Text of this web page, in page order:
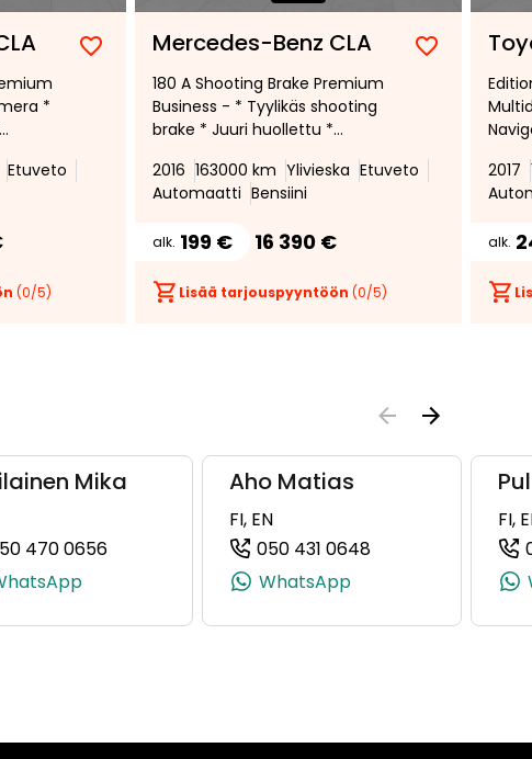
Lisää
suosikiksi
Poista
suosikeista
*
Etuveto
(0/5)
Mercedes-Benz CLA
Lisää
suosikiksi
Poista
180 A Shooting Brake Premium
Business - * Tyylikäs shooting
brake * Juuri huollettu *
Peruutustutkat edessä ja
takana *
2016 163000 km Ylivieska Etuveto
Automaatti Bensiini
alk. 199 € 16 390 €
Lisää tarjouspyyntöön (0/5)
2017
alk.
+358 50 501 0862)
Mika
470 0656
(+358504700656, 0504700656, +358 50 470
Aho Matias
FI, EN
050 431 0648
WhatsApp
FI,